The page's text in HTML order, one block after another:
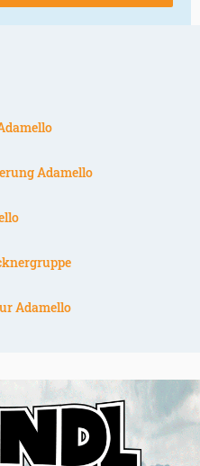
Adamello
Adamello